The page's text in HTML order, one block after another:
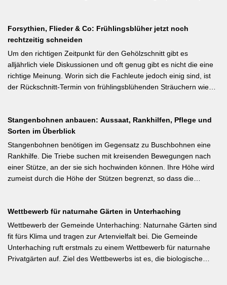
interessant: Der Artikel diskutiert, wann bei Freilandtomaten das
Ausgeizen kontraproduktiv ist – etwa bei buschigen Sorten, die
von Seitentrieben profitieren.
% der Blüten werden zu Früchten, ein rechtzeitiges Eingreifen vor
dem Junifall beugt der Alternanz (Abwechslung von
Ertragsjahren) vor. Für Äpfel und Birnen gilt: max. zwei kräftige
Früchte pro Fruchtbüschel, Abstand mindestens eine Handbreit.
Früchte in Schattenzonen vollständig entfernen.
Forsythien, Flieder & Co: Frühlingsblüher jetzt noch
rechtzeitig schneiden
Um den richtigen Zeitpunkt für den Gehölzschnitt gibt es
alljährlich viele Diskussionen und oft genug gibt es nicht die eine
richtige Meinung. Worin sich die Fachleute jedoch einig sind, ist
der Rückschnitt-Termin von frühlingsblühenden Sträuchern wie
Flieder und Zierkirsche bilden ihre Blütenknospen für das nächste
Jahr im Sommer. Der Schnitt direkt nach der Blüte (bei Flieder:
sofort nach dem Verblühen!) ist die letzte Chance – wer jetzt noch
nicht geschnitten hat, sollte spätestens in den nächsten zwei
Wochen ran. Das Grundprinzip: Überflüssige alte Triebe
bodennah entfernen, damit das neue Holz ausreifen kann.
Stangenbohnen anbauen: Aussaat, Rankhilfen, Pflege und
Sorten im Überblick
Stangenbohnen benötigen im Gegensatz zu Buschbohnen eine
Rankhilfe. Die Triebe suchen mit kreisenden Bewegungen nach
einer Stütze, an der sie sich hochwinden können. Ihre Höhe wird
zumeist durch die Höhe der Stützen begrenzt, so dass die
Weiterlesen bei meine-ernte.de Kurzfassung: Bis Mitte Juni ist die
Aussaat von Stangenbohnen direkt ins Freiland noch problemlos
möglich. Samen über Nacht wässern, 5–6 cm tief setzen,
Pflanzabstand 50 cm. Als Mittelzehrer brauchen Stangenbohnen
im Gegensatz zu Buschbohnen eine moderierte Düngung
Wettbewerb für naturnahe Gärten in Unterhaching
Wettbewerb der Gemeinde Unterhaching: Naturnahe Gärten sind
fit fürs Klima und tragen zur Artenvielfalt bei. Die Gemeinde
Unterhaching ruft erstmals zu einem Wettbewerb für naturnahe
Privatgärten auf. Ziel des Wettbewerbs ist es, die biologische